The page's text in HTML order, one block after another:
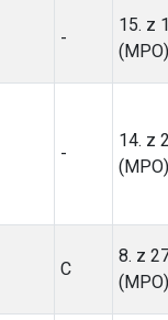
-
15. z
(MPO)
-
14. z
(MPO)
C
8. z
(MPO)